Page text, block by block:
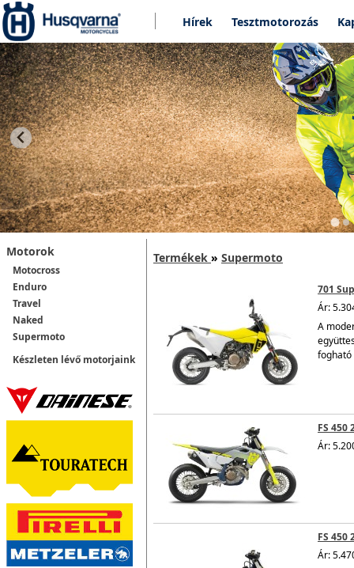
Hírek Tesztmotorozás
Motorok
Motocross
Enduro
Travel
Naked
Supermoto
Készleten lévő motorjaink
Termékek » Supermoto
701
Ár:
A
fogható
FS 450
Ár:
FS 450
Ár: